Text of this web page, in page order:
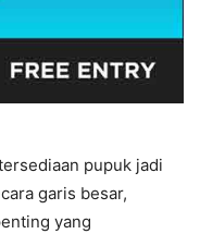
pupuk jadi
garis besar,
yang